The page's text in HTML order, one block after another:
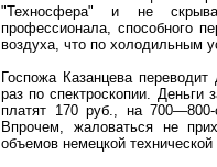
"Техносфера" и не
профессионала, способного
воздуха, что по холодильным
Госпожа Казанцева
раз по спектроскопии. Деньги
платят 170 руб., на 700—800-
Впрочем, жаловаться не
объемов немецкой